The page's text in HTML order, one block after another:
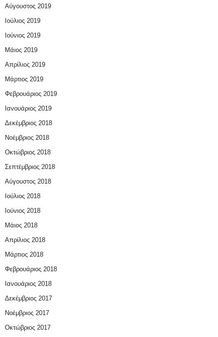
Αύγουστος 2019
Ιούλιος 2019
Ιούνιος 2019
Μάιος 2019
Απρίλιος 2019
Μάρτιος 2019
Φεβρουάριος 2019
Ιανουάριος 2019
Δεκέμβριος 2018
Νοέμβριος 2018
Οκτώβριος 2018
Σεπτέμβριος 2018
Αύγουστος 2018
Ιούλιος 2018
Ιούνιος 2018
Μάιος 2018
Απρίλιος 2018
Μάρτιος 2018
Φεβρουάριος 2018
Ιανουάριος 2018
Δεκέμβριος 2017
Νοέμβριος 2017
Οκτώβριος 2017